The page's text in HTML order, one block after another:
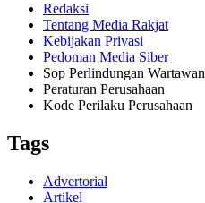
Redaksi
Tentang Media Rakjat
Kebijakan Privasi
Pedoman Media Siber
Sop Perlindungan Wartawan
Peraturan Perusahaan
Kode Perilaku Perusahaan
Tags
Advertorial
Artikel